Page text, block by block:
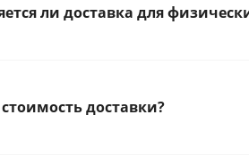
ли доставка для
доставки?